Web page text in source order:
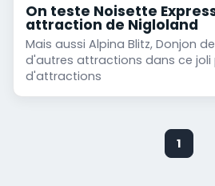
On teste Noisette
attraction de Nigloland
Mais aussi Alpina Blitz, Donjon
d'autres attractions dans ce
d'attractions
1